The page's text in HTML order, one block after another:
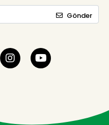
Gönder